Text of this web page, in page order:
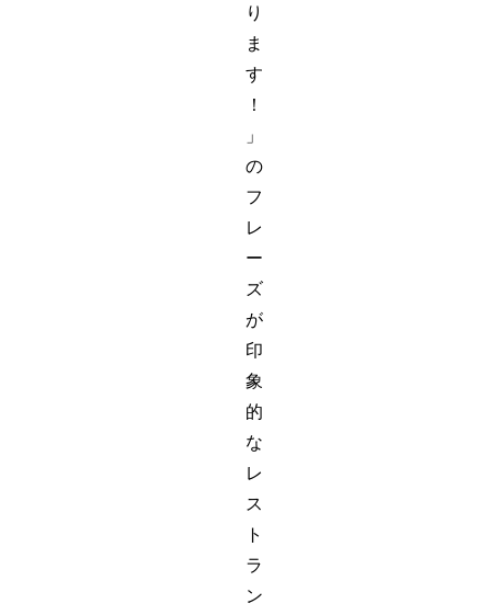
り
ま
す
！
」
の
フ
レ
ー
ズ
が
印
象
的
な
レ
ス
ト
ラ
ン